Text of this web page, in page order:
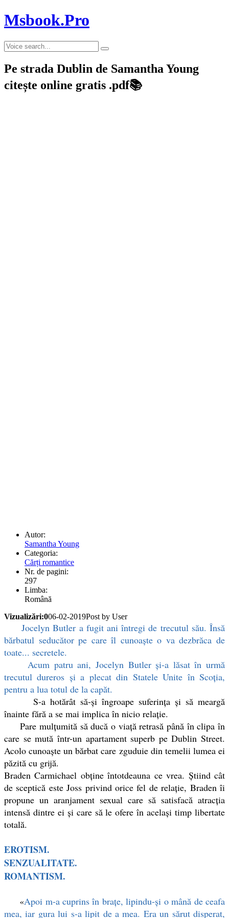
Msbook.Pro
Pe strada Dublin de Samantha Young
citește online gratis .pdf📚
Autor:
Samantha Young
Categoria:
Cărți romantice
Nr. de pagini:
297
Limba:
Română
Vizualizări:006-02-2019Post by User
Jocelyn Butler a fugit ani întregi de trecutul său. Însă
bărbatul seducător pe care îl cunoaşte o va dezbrăca de
toate... secretele.
Acum patru ani, Jocelyn Butler şi-a lăsat în urmă
trecutul dureros şi a plecat din Statele Unite în Scoţia,
pentru a lua totul de la capăt.
S-a hotărât să-şi îngroape suferinţa şi să meargă
înainte fără a se mai implica în nicio relaţie.
Pare mulţumită să ducă o viaţă retrasă până în clipa în
care se mută într-un apartament superb pe Dublin Street.
Acolo cunoaşte un bărbat care zguduie din temelii lumea ei
păzită cu grijă.
Braden Carmichael obţine întotdeauna ce vrea. Ştiind cât
de sceptică este Joss privind orice fel de relaţie, Braden îi
propune un aranjament sexual care să satisfacă atracţia
intensă dintre ei şi care să le ofere în acelaşi timp libertate
totală.
EROTISM.
SENZUALITATE.
ROMANTISM.
«Apoi m-a cuprins în braţe, lipindu-şi o mână de ceafa
mea, iar gura lui s-a lipit de a mea. Era un sărut disperat,